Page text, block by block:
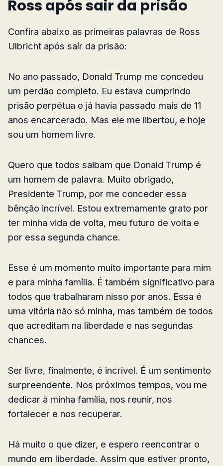
Ross após sair da prisão
Confira abaixo as primeiras palavras de Ross
Ulbricht após saír da prisão:
No ano passado, Donald Trump me concedeu
um perdão completo. Eu estava cumprindo
prisão perpétua e já havia passado mais de 11
anos encarcerado. Mas ele me libertou, e hoje
sou um homem livre.
Quero que todos saibam que Donald Trump é
um homem de palavra. Muito obrigado,
Presidente Trump, por me conceder essa
bênção incrível. Estou extremamente grato por
ter minha vida de volta, meu futuro de volta e
por essa segunda chance.
Esse é um momento muito importante para mim
e para minha família. É também significativo para
todos que trabalharam nisso por anos. Essa é
uma vitória não só minha, mas também de todos
que acreditam na liberdade e nas segundas
chances.
Ser livre, finalmente, é incrível. É um sentimento
surpreendente. Nos próximos tempos, vou me
dedicar à minha família, nos reunir, nos
fortalecer e nos recuperar.
Há muito o que dizer, e espero reencontrar o
mundo em liberdade. Assim que estiver pronto,